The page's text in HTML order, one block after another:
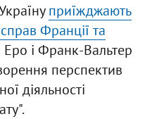
приїжджають
Франції та
і Франк-Вальтер
перспектив
діяльності